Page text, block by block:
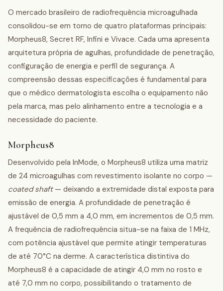
O mercado brasileiro de radiofrequência microagulhada
consolidou-se em torno de quatro plataformas principais:
Morpheus8, Secret RF, Infini e Vivace. Cada uma apresenta
arquitetura própria de agulhas, profundidade de penetração,
configuração de energia e perfil de segurança. A
compreensão dessas especificações é fundamental para
que o médico dermatologista escolha o equipamento não
pela marca, mas pelo alinhamento entre a tecnologia e a
necessidade do paciente.
Morpheus8
Desenvolvido pela InMode, o Morpheus8 utiliza uma matriz
de 24 microagulhas com revestimento isolante no corpo —
coated shaft— deixando a extremidade distal exposta para
emissão de energia. A profundidade de penetração é
ajustável de 0,5 mm a 4,0 mm, em incrementos de 0,5 mm.
A frequência de radiofrequência situa-se na faixa de 1 MHz,
com potência ajustável que permite atingir temperaturas
de até 70°C na derme. A característica distintiva do
Morpheus8 é a capacidade de atingir 4,0 mm no rosto e
até 7,0 mm no corpo, possibilitando o tratamento de